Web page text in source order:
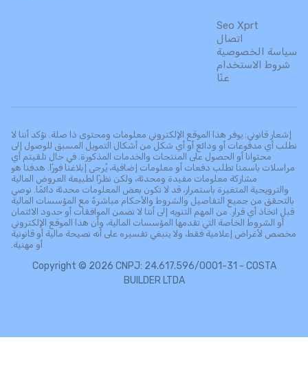
Seo Xprt
اتصال
سياسة الخصوصية
شروط الاستخدام
عنّا
إشعار قانوني: يوفر هذا الموقع الإلكتروني معلومات ومحتوى ذا صلة. نؤكد أننا لا
نطلب أي مدفوعات أو ودائع أو أي شكل من أشكال التمويل المسبق للوصول إلى
محتوانا أو الحصول على المنتجات والخدمات المذكورة. في حال تلقيتم أي
مراسلات باسمنا تطلب دفعات أو معلومات إضافية، يُرجى إبلاغنا فورًا. هدفنا هو
مشاركة معلومات مفيدة ومحدثة، ولكن نظرًا لطبيعة العروض المالية
والترويجية المتغيرة باستمرار، قد لا تكون بعض المعلومات محدثة دائمًا. نوصي
بالتحقق من جميع التفاصيل والشروط والأحكام مباشرةً مع المؤسسات المالية
قبل اتخاذ أي قرار. من المهم التنويه إلى أننا لا نضمن الموافقات أو حدود الائتمان
أو الشروط الخاصة التي تقدمها المؤسسات المالية، وأن هذا الموقع الإلكتروني
مخصص لأغراض إعلامية فقط، ولا ينبغي تفسيره على أنه نصيحة مالية أو قانونية
أو مهنية.
Copyright © 2026 CNPJ: 24.617.596/0001-31 - COSTA
BUILDER LTDA